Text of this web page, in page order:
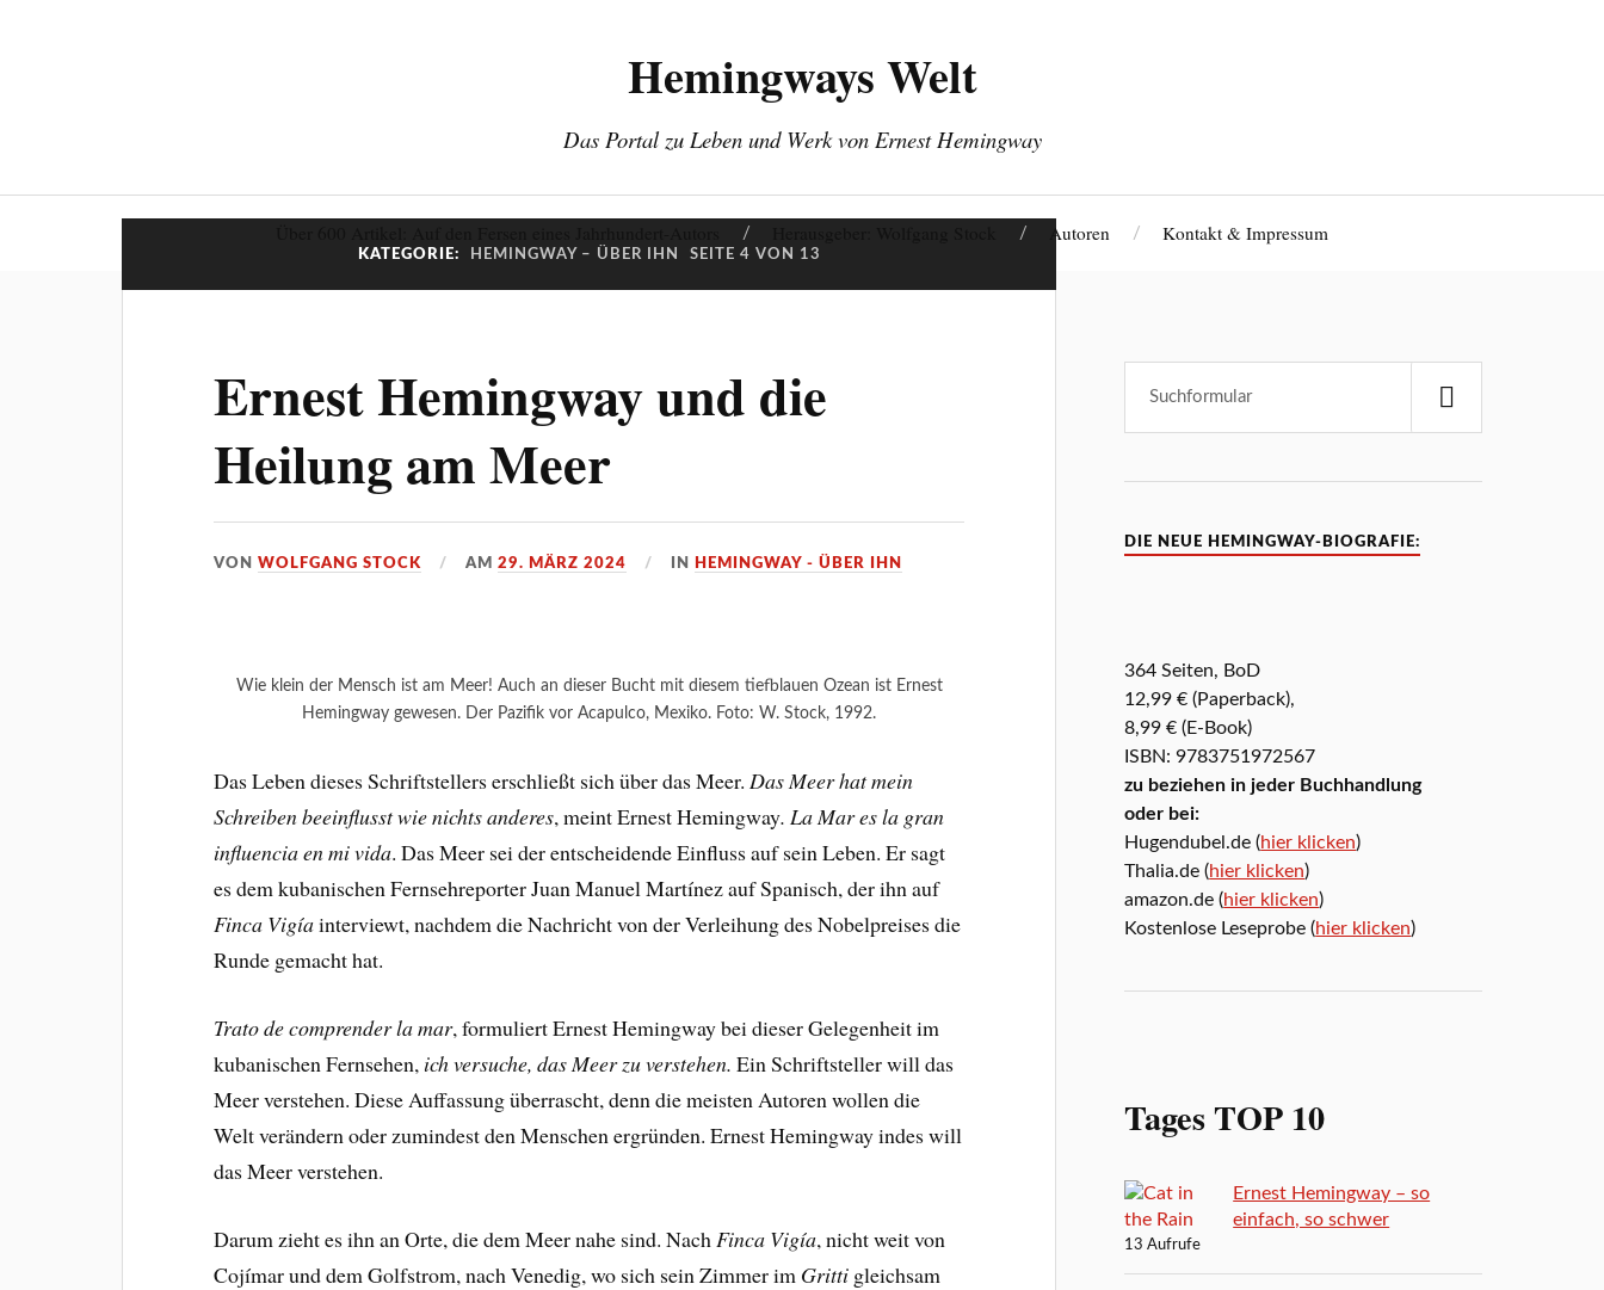
Hemingways Welt
Das Portal zu Leben und Werk von Ernest Hemingway
Autoren Kontakt & Impressum
KATEGORIE: HEMINGWAY – ÜBER IHN SEITE 4 VON 13
Ernest Hemingway und die
Heilung am Meer
VONWOLFGANG STOCK AM29. MÄRZ 2024 IN HEMINGWAY - ÜBER IHN
Wie klein der Mensch ist am Meer! Auch an dieser Bucht mit diesem tiefblauen Ozean ist Ernest
Hemingway gewesen. Der Pazifik vor Acapulco, Mexiko. Foto: W. Stock, 1992.
Das Leben dieses Schriftstellers erschließt sich über das Meer.Das Meer hat mein
Schreiben beeinflusst wie nichts anderes, meint Ernest Hemingway. La Mar es la gran
influencia en mi vida. Das Meer sei der entscheidende Einfluss auf sein Leben. Er sagt
es dem kubanischen Fernsehreporter Juan Manuel Martínez auf Spanisch, der ihn auf
Finca Vigíainterviewt, nachdem die Nachricht von der Verleihung des Nobelpreises die
Runde gemacht hat.
Trato de comprender la mar, formuliert Ernest Hemingway bei dieser Gelegenheit im
kubanischen Fernsehen, ich versuche, das Meer zu verstehen.Ein Schriftsteller will das
Meer verstehen. Diese Auffassung überrascht, denn die meisten Autoren wollen die
Welt verändern oder zumindest den Menschen ergründen. Ernest Hemingway indes will
das Meer verstehen.
Darum zieht es ihn an Orte, die dem Meer nahe sind. Nach Finca Vigía, nicht weit von
Cojímar und dem Golfstrom, nach Venedig, wo sich sein Zimmer im Gritti gleichsam
DIE NEUE HEMINGWAY-BIOGRAFIE:
364 Seiten, BoD
12,99 € (Paperback),
8,99 € (E-Book)
ISBN: 9783751972567
zu beziehen in jeder Buchhandlung
oder bei:
Hugendubel.de (hier klicken)
Thalia.de (hier klicken)
amazon.de (hier klicken)
Kostenlose Leseprobe (hier klicken)
Tages TOP 10
Ernest Hemingway – so
einfach, so schwer
13 Aufrufe